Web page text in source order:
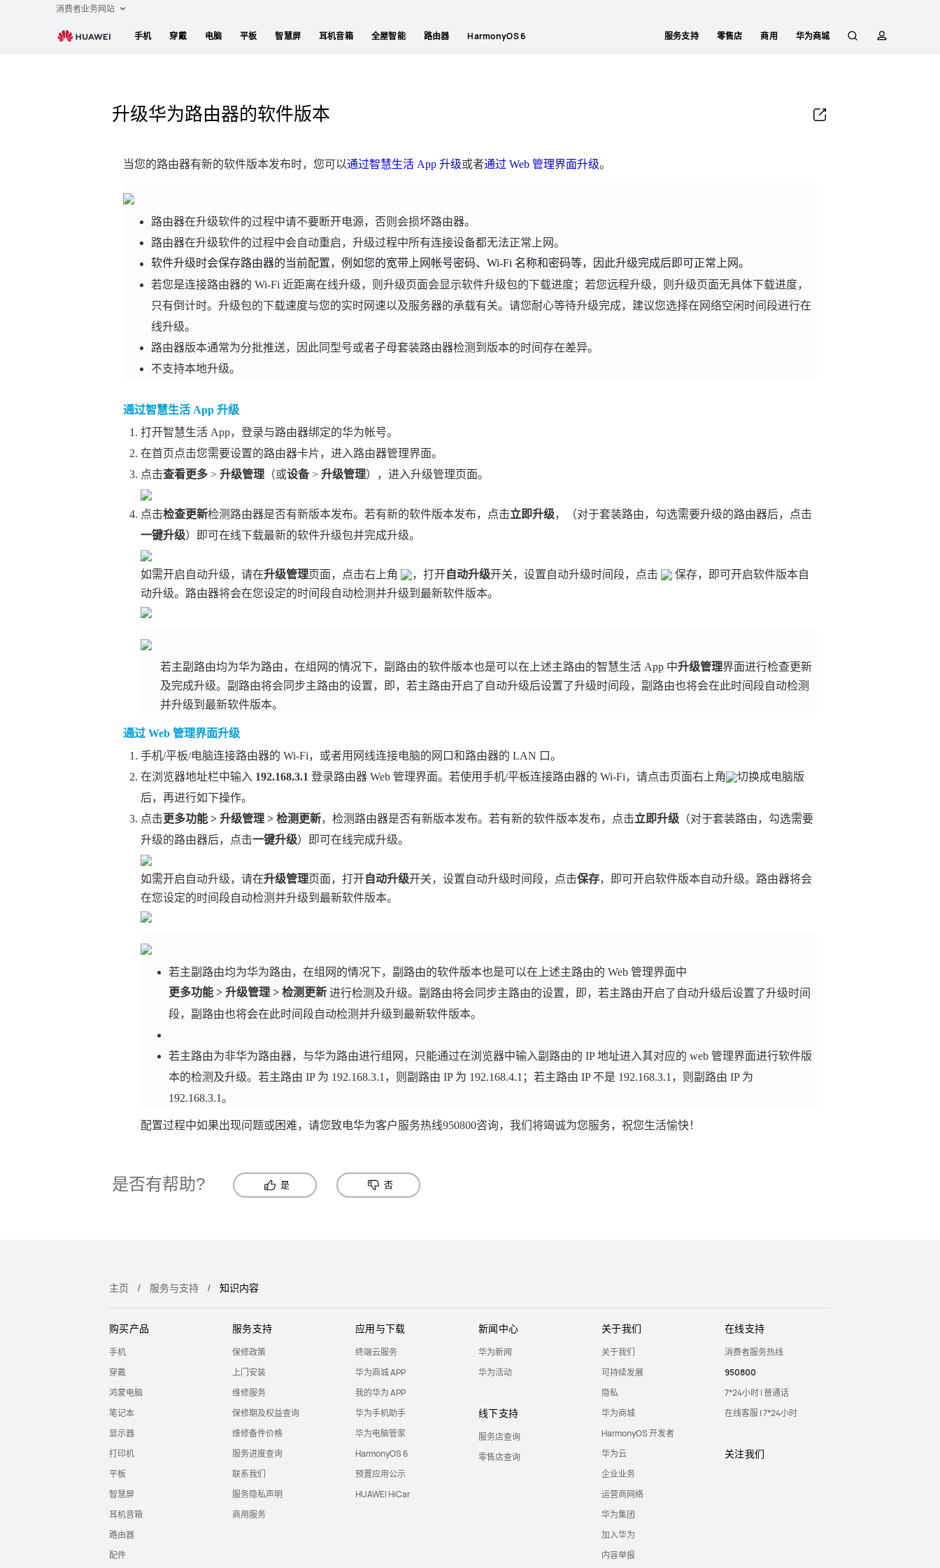
消费者业务网站
手机 穿戴 电脑 平板 智慧屏 耳机音箱 全屋智能 路由器 HarmonyOS 6 服务支持 零售店 商用 华为商城
升级华为路由器的软件版本
当您的路由器有新的软件版本发布时，您可以通过智慧生活 App 升级或者通过 Web 管理界面升级。
路由器在升级软件的过程中请不要断开电源，否则会损坏路由器。
路由器在升级软件的过程中会自动重启，升级过程中所有连接设备都无法正常上网。
软件升级时会保存路由器的当前配置，例如您的宽带上网帐号密码、Wi-Fi 名称和密码等，因此升级完成后即可正常上网。
若您是连接路由器的 Wi-Fi 近距离在线升级，则升级页面会显示软件升级包的下载进度；若您远程升级，则升级页面无具体下载进度，
只有倒计时。升级包的下载速度与您的实时网速以及服务器的承载有关。请您耐心等待升级完成，建议您选择在网络空闲时间段进行在
线升级。
路由器版本通常为分批推送，因此同型号或者子母套装路由器检测到版本的时间存在差异。
不支持本地升级。
通过智慧生活 App 升级
打开智慧生活 App，登录与路由器绑定的华为帐号。
在首页点击您需要设置的路由器卡片，进入路由器管理界面。
点击查看更多> 升级管理（或设备> 升级管理），进入升级管理页面。
点击检查更新检测路由器是否有新版本发布。若有新的软件版本发布，点击立即升级，（对于套装路由，勾选需要升级的路由器后，点击
一键升级）即可在线下载最新的软件升级包并完成升级。
如需开启自动升级，请在升级管理页面，点击右上角 ，打开自动升级开关，设置自动升级时间段，点击
保存，即可开启软件版本自
动升级。路由器将会在您设定的时间段自动检测并升级到最新软件版本。
若主副路由均为华为路由，在组网的情况下，副路由的软件版本也是可以在上述主路由的智慧生活 App 中升级管理界面进行检查更新
及完成升级。副路由将会同步主路由的设置，即，若主路由开启了自动升级后设置了升级时间段，副路由也将会在此时间段自动检测
并升级到最新软件版本。
通过 Web 管理界面升级
手机/平板/电脑连接路由器的 Wi-Fi，或者用网线连接电脑的网口和路由器的 LAN 口。
在浏览器地址栏中输入 192.168.3.1 登录路由器 Web 管理界面。若使用手机/平板连接路由器的 Wi-Fi，请点击页面右上角
切换成电脑版
后，再进行如下操作。
点击更多功能 > 升级管理> 检测更新，检测路由器是否有新版本发布。若有新的软件版本发布，点击立即升级（对于套装路由，勾选需要
升级的路由器后，点击一键升级）即可在线完成升级。
如需开启自动升级，请在升级管理页面，打开自动升级开关，设置自动升级时间段，点击保存，即可开启软件版本自动升级。路由器将会
在您设定的时间段自动检测并升级到最新软件版本。
若主副路由均为华为路由，在组网的情况下，副路由的软件版本也是可以在上述主路由的 Web 管理界面中
更多功能> 升级管理> 检测更新进行检测及升级。副路由将会同步主路由的设置，即，若主路由开启了自动升级后设置了升级时间
段，副路由也将会在此时间段自动检测并升级到最新软件版本。
若主路由为非华为路由器，与华为路由进行组网，只能通过在浏览器中输入副路由的 IP 地址进入其对应的 web 管理界面进行软件版
本的检测及升级。若主路由 IP 为 192.168.3.1，则副路由 IP 为 192.168.4.1；若主路由 IP 不是 192.168.3.1，则副路由 IP 为
192.168.3.1。
配置过程中如果出现问题或困难，请您致电华为客户服务热线950800咨询，我们将竭诚为您服务，祝您生活愉快！
是否有帮助? 是 否
主页 服务与支持 知识内容
购买产品
手机
穿戴
鸿蒙电脑
笔记本
显示器
打印机
平板
智慧屏
耳机音箱
路由器
配件
服务支持
保修政策
上门安装
维修服务
保修期及权益查询
维修备件价格
服务进度查询
联系我们
服务隐私声明
商用服务
应用与下载
终端云服务
华为商城 APP
我的华为 APP
华为手机助手
华为电脑管家
HarmonyOS 6
预置应用公示
HUAWEI HiCar
新闻中心
华为新闻
华为活动
线下支持
服务店查询
零售店查询
关于我们
关于我们
可持续发展
隐私
华为商城
HarmonyOS 开发者
华为云
企业业务
运营商网络
华为集团
加入华为
内容举报
在线支持
消费者服务热线
950800
7*24小时 | 普通话
在线客服 | 7*24小时
关注我们